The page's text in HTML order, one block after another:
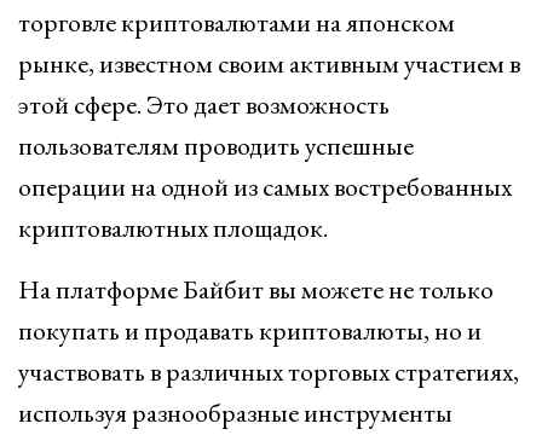
торговле криптовалютами на японском
рынке, известном своим активным участием в
этой сфере. Это дает возможность
пользователям проводить успешные
операции на одной из самых востребованных
криптовалютных площадок.
На платформе Байбит вы можете не только
покупать и продавать криптовалюты, но и
участвовать в различных торговых стратегиях,
используя разнообразные инструменты